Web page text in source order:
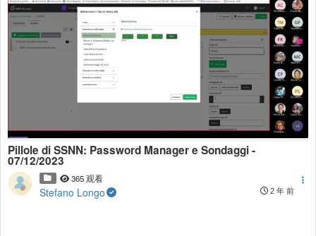
Pillole di SSNN: Password Manager e Sondaggi -
07/12/2023
365 观看
Stefano Longo 2 年 前